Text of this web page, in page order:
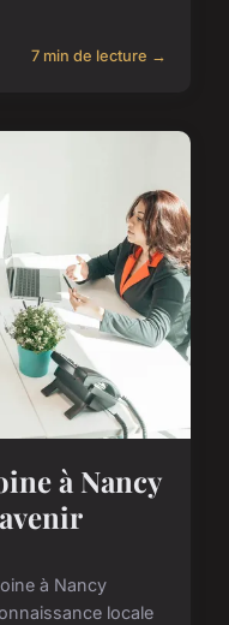
7 min de lecture →
à Nancy
à Nancy
locale